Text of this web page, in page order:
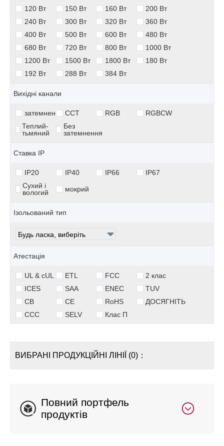
120 Вт
150 Вт 160 Вт
200 Вт
240 Вт
300 Вт 320 Вт
360 Вт
400 Вт
500 Вт 600 Вт
480 Вт
680 Вт
720 Вт 800 Вт
1000 Вт
1200 Вт
1500 Вт 1800 Вт
180 Вт
192 Вт
288 Вт 384 Вт
Вихідні канали
затемнення CCT RGB
RGBCW
Теплий-
тьмяний
Без
затемнення
Ставка IP
IP20 IP40 IP66
IP67
Сухий і
вологий
мокрий
Ізольований тип
Атестація
UL & cUL ETL FCC
2 клас
ICES
SAA ENEC
TUV
CB
CE RoHS
ДОСЯГНІТЬ
CCC
SELV Клас П
ВИБРАНІ ПРОДУКЦІЙНІ ЛІНІЇ (0)：
Повний портфель
продуктів